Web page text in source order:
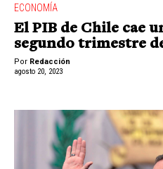
ECONOMÍA
El PIB de Chile cae
segundo trimestre
Por Redacción
agosto 20, 2023